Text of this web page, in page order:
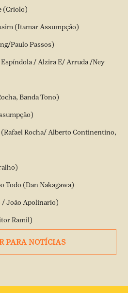
(Criolo)
(Itamar Assumpção)
Paulo Passos)
/ Alzira E/ Arruda /Ney
Banda Tono)
(Rafael Rocha/ Alberto Continentino,
Todo (Dan Nakagawa)
/ João Apolinario)
Ramil)
PARA NOTÍCIAS